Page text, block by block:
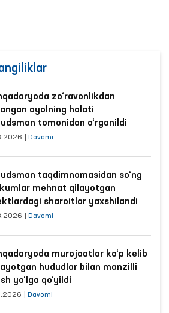
zo‘ravonlikdan
ayolning holati
tomonidan o‘rganildi
Davomi
taqdimnomasidan so‘ng
mehnat qilayotgan
sharoitlar yaxshilandi
Davomi
murojaatlar ko‘p kelib
hududlar bilan manzilli
yo‘lga qo‘yildi
Davomi